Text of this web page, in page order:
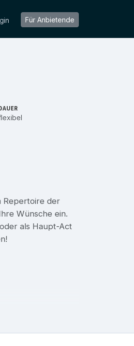
Für Anbietende
Repertoire der
Wünsche ein.
als Haupt-Act